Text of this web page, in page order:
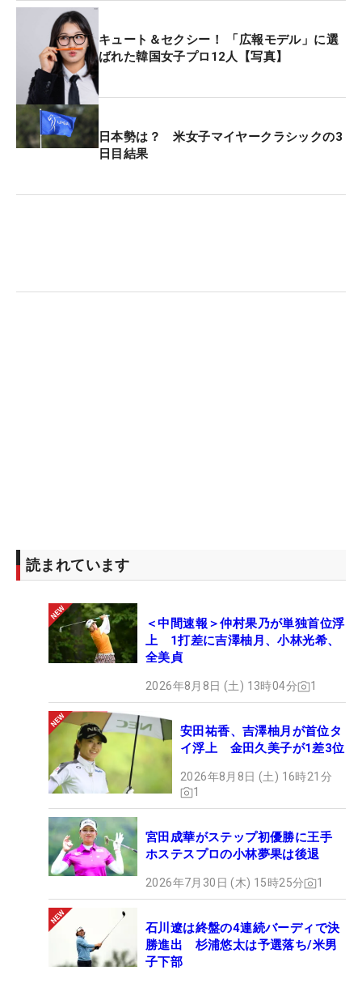
キュート＆セクシー！ 「広報モデル」に選
ばれた韓国女子プロ12人【写真】
日本勢は？ 米女子マイヤークラシックの3
日目結果
読まれています
＜中間速報＞仲村果乃が単独首位浮
上 1打差に吉澤柚月、小林光希、
全美貞
2026年8月8日 (土) 13時04分 1
安田祐香、吉澤柚月が首位タ
イ浮上 金田久美子が1差3位
2026年8月8日 (土) 16時21分
1
宮田成華がステップ初優勝に王手
ホステスプロの小林夢果は後退
2026年7月30日 (木) 15時25分 1
石川遼は終盤の4連続バーディで決
勝進出 杉浦悠太は予選落ち/米男
子下部